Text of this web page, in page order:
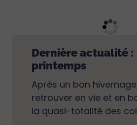
Dernière actualité :
printemps
Après un bon
retrouver en vie et en
la quasi-totalité des